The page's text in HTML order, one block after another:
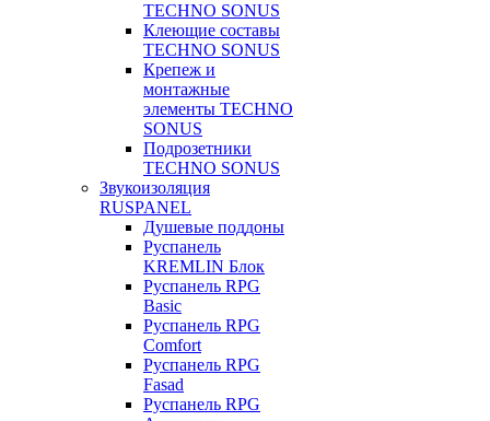
TECHNO SONUS
Клеющие составы
TECHNO SONUS
Крепеж и
монтажные
элементы TECHNO
SONUS
Подрозетники
TECHNO SONUS
Звукоизоляция
RUSPANEL
Душевые поддоны
Руспанель
KREMLIN Блок
Руспанель RPG
Basic
Руспанель RPG
Comfort
Руспанель RPG
Fasad
Руспанель RPG